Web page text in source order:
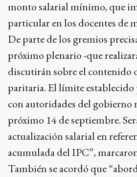
monto salarial mínimo, que
particular en los docentes de
De parte de los gremios
próximo plenario -que
discutirán sobre el contenido
paritaria. El límite establecido
con autoridades del gobierno
próximo 14 de septiembre.
actualización salarial en
acumulada del IPC”,
También se acordó que